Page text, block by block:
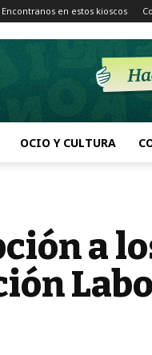
Encontranos en estos kioscos
OCIO Y CULTURA
a